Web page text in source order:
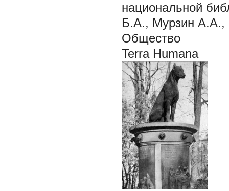
национальной
Б.А., Мурзин А.А.,
Общество
Terra Humana